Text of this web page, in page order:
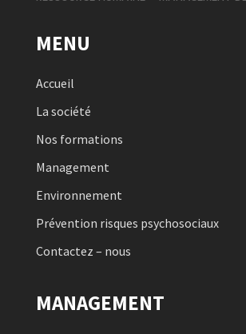
MENU
Accueil
La société
Nos formations
Management
Environnement
Prévention risques psychosociaux
Contactez – nous
MANAGEMENT